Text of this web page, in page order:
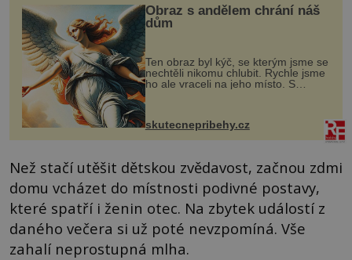
Obraz s andělem chrání náš
dům
Ten obraz byl kýč, se kterým jsme se
nechtěli nikomu chlubit. Rychle jsme
ho ale vraceli na jeho místo. S
manželem Vaškem jsme si pořídili
chaloupku, takový domek na severu
Čech, kde jsme si naplánova...
skutecnepribehy.cz
Než stačí utěšit dětskou zvědavost, začnou zdmi
domu vcházet do místnosti podivné postavy,
které spatří i ženin otec. Na zbytek událostí z
daného večera si už poté nevzpomíná. Vše
zahalí neprostupná mlha.